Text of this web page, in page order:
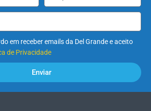
em receber emails da Del Grande e aceito
de Privacidade
Enviar